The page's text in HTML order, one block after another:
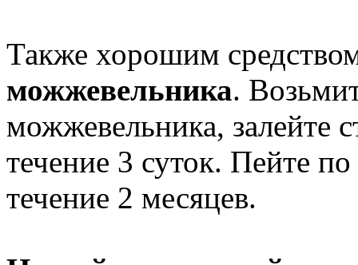
Также хорошим
можжевельника.
можжевельника, залейте
течение 3 суток. Пейте
течение 2 месяцев.